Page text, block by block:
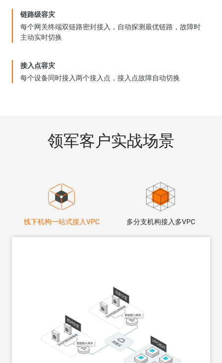
链路级容灾
每个网关终端双链路密封接入，自动探测最优链路，故障时
主动实时切换
接入点容灾
每个设备同时接入两个接入点，接入点故障自动切换
领军客户实战场景
线下机构一站式接入VPC 多分支机构接入多VPC